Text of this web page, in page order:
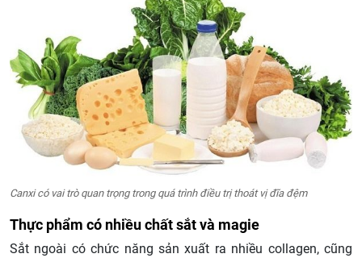
Canxi có vai trò quan trọng trong quá trình điều trị thoát vị đĩa đệm
Thực phẩm có nhiều chất sắt và magie
Sắt ngoài có chức năng sản xuất ra nhiều collagen, cũng